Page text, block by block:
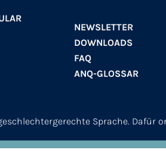
NEWSLETTER
DOWNLOADS
FAQ
ANQ-GLOSSAR
Sprache. Dafür